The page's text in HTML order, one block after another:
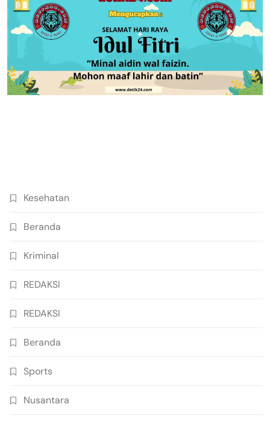
Kesehatan
Beranda
Kriminal
REDAKSI
REDAKSI
Beranda
Sports
Nusantara